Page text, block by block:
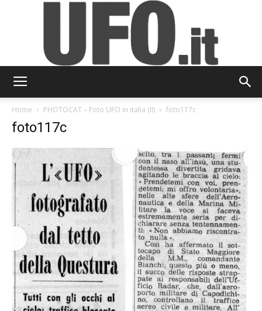
Home PHOTOCAT – Foto UFO in italia (II) foto117c
foto117c